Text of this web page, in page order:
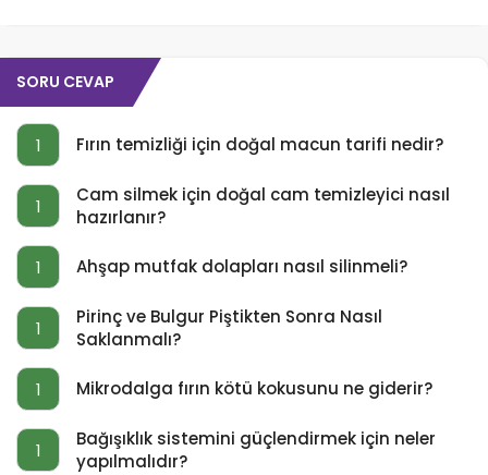
SORU CEVAP
1 Fırın temizliği için doğal macun tarifi nedir?
1
Cam silmek için doğal cam temizleyici nasıl
hazırlanır?
1 Ahşap mutfak dolapları nasıl silinmeli?
1
Pirinç ve Bulgur Piştikten Sonra Nasıl
Saklanmalı?
1 Mikrodalga fırın kötü kokusunu ne giderir?
1
Bağışıklık sistemini güçlendirmek için neler
yapılmalıdır?